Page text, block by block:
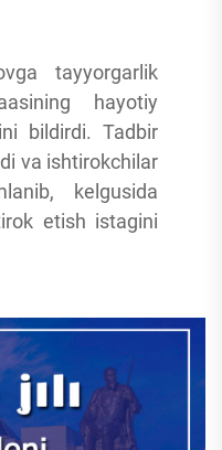
tayyorgarlik
hayotiy
bildirdi. Tadbir
va ishtirokchilar
kelgusida
etish istagini